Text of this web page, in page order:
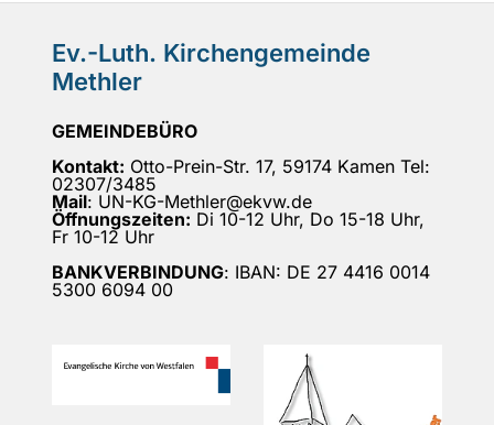
Ev.-Luth. Kirchengemeinde
Methler
GEMEINDEBÜRO
Kontakt: Otto-Prein-Str. 17, 59174 Kamen Tel:
02307/3485
Mail: UN-KG-Methler@ekvw.de
Öffnungszeiten: Di 10-12 Uhr, Do 15-18 Uhr,
Fr 10-12 Uhr
BANKVERBINDUNG: IBAN: DE 27 4416 0014
5300 6094 00